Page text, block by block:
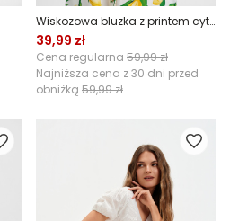
Wiskozowa bluzka z printem cytryn
39,99 zł
Cena regularna 59,99 zł
Najniższa cena z 30 dni przed
obniżką 59,99 zł